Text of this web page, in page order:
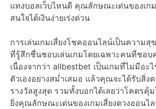
แทงบอลเว็บไหนดี คุณลักษณะเด่นของเก
สนใจได้เงินง่ายเร่งด่วน
การเล่นเกมเสี่ยงโชคออนไลน์เป็นความ
ที่รู้สึกชื่นชอบเล่นเกมโดยเฉพาะคนที่ชอบ
เนื่องจากว่า allbestbet เป็นเกมที่ไม่มีอะ
ตัวเองอย่างสม่ำเสมอ แล้วคุณจะได้รับสิ่ง
รางวัลสูงสุด รวมทั้งบอกได้เลยว่าโคตรคุ้
ยิ่งคุณลักษณะเด่นของเกมเสี่ยงดวงออนไ